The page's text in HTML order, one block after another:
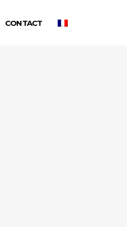
CONTACT